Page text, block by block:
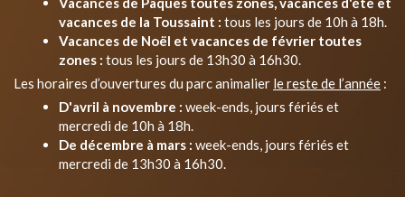
vacances de la Toussaint : tous les jours de 10h à 18h.
Vacances de Noël et vacances de février toutes
zones : tous les jours de 13h30 à 16h30.
Les horaires d’ouvertures du parc animalier le reste de l’année :
D'avril à novembre : week-ends, jours fériés et
mercredi de 10h à 18h.
De décembre à mars : week-ends, jours fériés et
mercredi de 13h30 à 16h30.